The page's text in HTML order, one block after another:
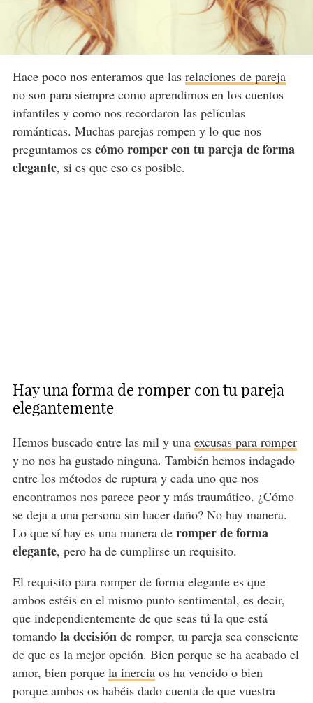
Hace poco nos enteramos que las relaciones de pareja
no son para siempre como aprendimos en los cuentos
infantiles y como nos recordaron las películas
románticas. Muchas parejas rompen y lo que nos
preguntamos es cómo romper con tu pareja de forma
elegante, si es que eso es posible.
Hay una forma de romper con tu pareja
elegantemente
Hemos buscado entre las mil y una excusas para romper
y no nos ha gustado ninguna. También hemos indagado
entre los métodos de ruptura y cada uno que nos
encontramos nos parece peor y más traumático. ¿Cómo
se deja a una persona sin hacer daño? No hay manera.
Lo que sí hay es una manera de romper de forma
elegante, pero ha de cumplirse un requisito.
El requisito para romper de forma elegante es que
ambos estéis en el mismo punto sentimental, es decir,
que independientemente de que seas tú la que está
tomando la decisión de romper, tu pareja sea consciente
de que es la mejor opción. Bien porque se ha acabado el
amor, bien porque la inerciaos ha vencido o bien
porque ambos os habéis dado cuenta de que vuestra